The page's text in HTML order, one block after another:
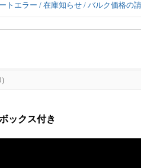
トエラー / 在庫知らせ / バルク価格の
ックス付き